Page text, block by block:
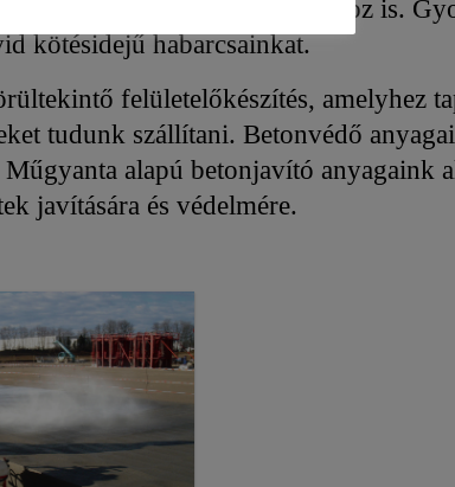
az esztétikai javításokhoz is.
kötésidejű habarcsainkat.
felületelőkészítés, amelyhez
tudunk szállítani. Betonvédő
alapú betonjavító anyagaink
javítására és védelmére.